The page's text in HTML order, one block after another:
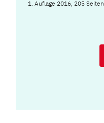
1. Auflage 2016, 205 Seiten